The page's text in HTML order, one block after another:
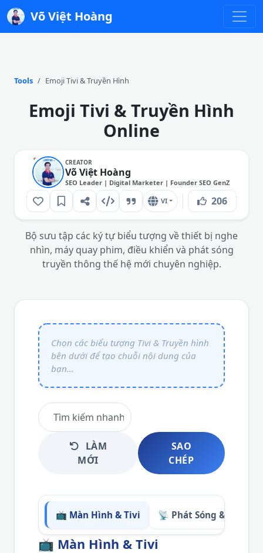
Võ Việt Hoàng
Tools Emoji Tivi & Truyền Hình
Emoji Tivi & Truyền Hình
Online
CREATOR
Võ Việt Hoàng
SEO Leader | Digital Marketer | Founder SEO GenZ
VI 206
Bộ sưu tập các ký tự biểu tượng về thiết bị nghe
nhìn, máy quay phim, điều khiển và phát sóng
truyền thông thế hệ mới chuyên nghiệp.
LÀM
MỚI
SAO
CHÉP
📺 Màn Hình & Tivi 📡 Phát Sóng & Âm
📺 Màn Hình & Tivi